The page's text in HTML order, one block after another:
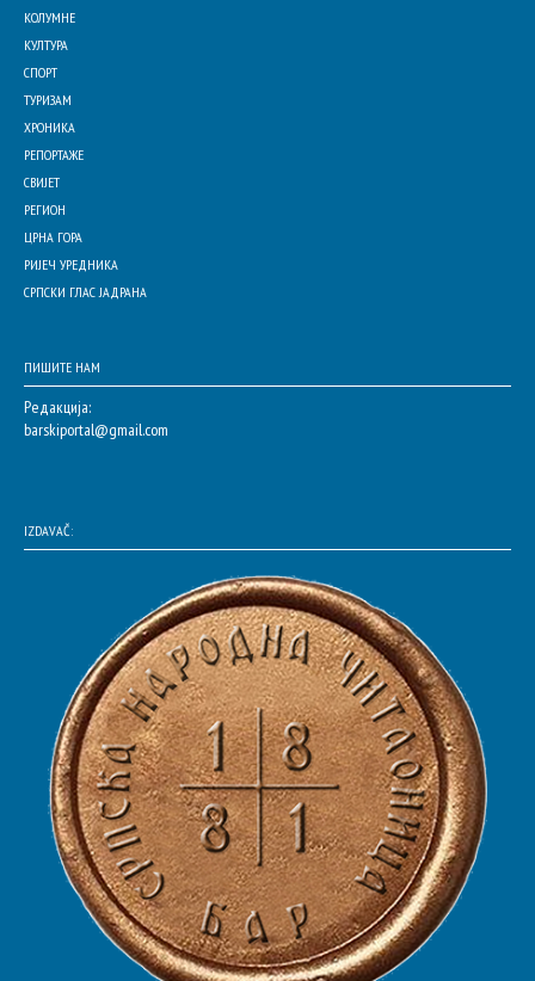
КОЛУМНЕ
КУЛТУРА
СПОРТ
ТУРИЗАМ
ХРОНИКА
РЕПОРТАЖЕ
СВИЈЕТ
РЕГИОН
ЦРНА ГОРА
РИЈЕЧ УРЕДНИКА
СРПСКИ ГЛАС ЈАДРАНА
ПИШИТЕ НАМ
Редакција:
barskiportal@gmail.com
IZDAVAČ: